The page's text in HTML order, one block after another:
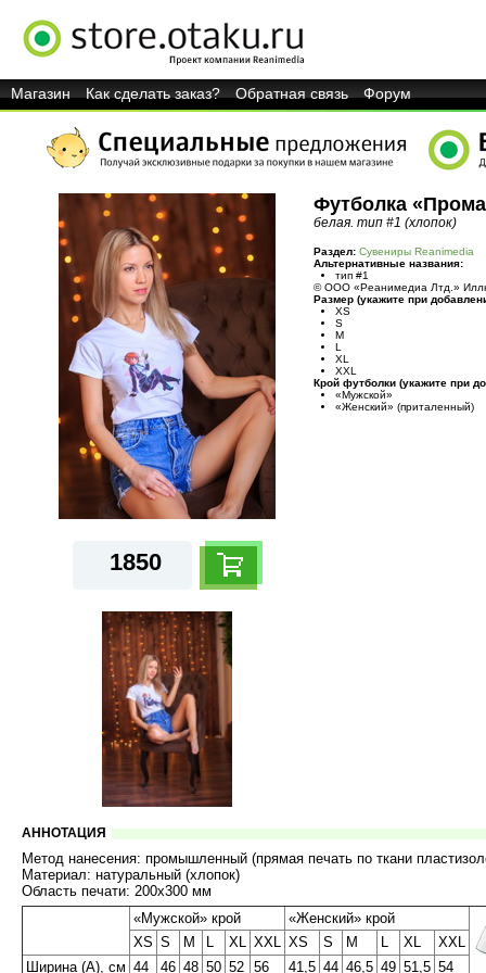
Магазин Как сделать заказ? Обратная связь Форум
Футболка
белая. тип #1 (хлопок)
Раздел: Сувениры Reanimedia
Альтернативные названия:
тип #1
© ООО «Реанимедиа Лтд.»
Размер (укажите при
XS
S
M
L
XL
XXL
Крой футболки (укажите при
«Мужской»
«Женский» (приталенный)
1850
АННОТАЦИЯ
Метод нанесения: промышленный (прямая печать по ткани
Материал: натуральный (хлопок)
Область печати: 200х300 мм
«Мужской» крой
«Женский» крой
XS S M L XL XXL XS S M L XL
XXL
Ширина (A), см 44 46 48 50 52 56 41,5 44 46,5 49 51,5 54